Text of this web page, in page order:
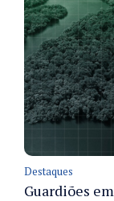
Destaques
Guardiões